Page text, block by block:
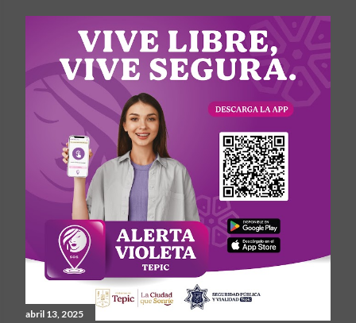
abril 13, 2025